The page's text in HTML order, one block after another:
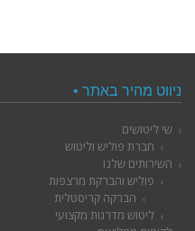
ניווט מהיר באתר •
שי ליטושים
חברת פוליש וליטוש
השירותים שלנו
פוליש והברקת מרצפות
הברקה קריסטלית
ליטוש מדרגות מקצועי